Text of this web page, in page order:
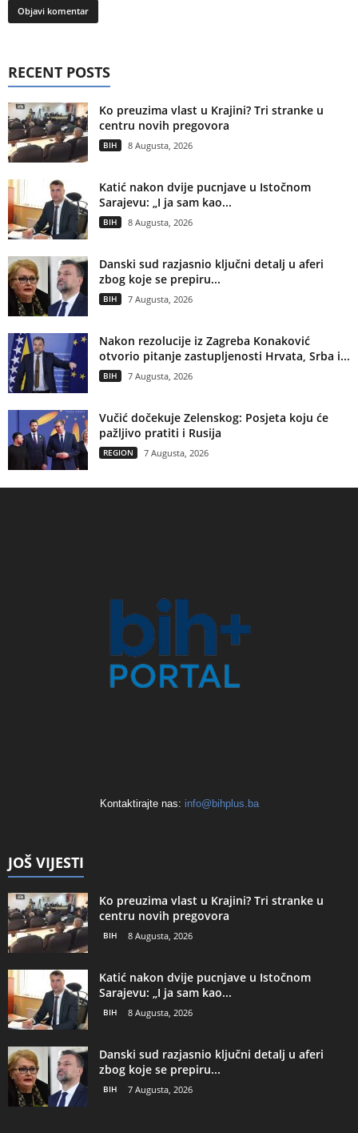
RECENT POSTS
Ko preuzima vlast u Krajini? Tri stranke u
centru novih pregovora
BIH 8 Augusta, 2026
Katić nakon dvije pucnjave u Istočnom
Sarajevu: „I ja sam kao...
BIH 8 Augusta, 2026
Danski sud razjasnio ključni detalj u aferi
zbog koje se prepiru...
BIH 7 Augusta, 2026
Nakon rezolucije iz Zagreba Konaković
otvorio pitanje zastupljenosti Hrvata, Srba i...
BIH 7 Augusta, 2026
Vučić dočekuje Zelenskog: Posjeta koju će
pažljivo pratiti i Rusija
REGION 7 Augusta, 2026
Kontaktirajte nas: info@bihplus.ba
JOŠ VIJESTI
Ko preuzima vlast u Krajini? Tri stranke u
centru novih pregovora
BIH 8 Augusta, 2026
Katić nakon dvije pucnjave u Istočnom
Sarajevu: „I ja sam kao...
BIH 8 Augusta, 2026
Danski sud razjasnio ključni detalj u aferi
zbog koje se prepiru...
BIH 7 Augusta, 2026